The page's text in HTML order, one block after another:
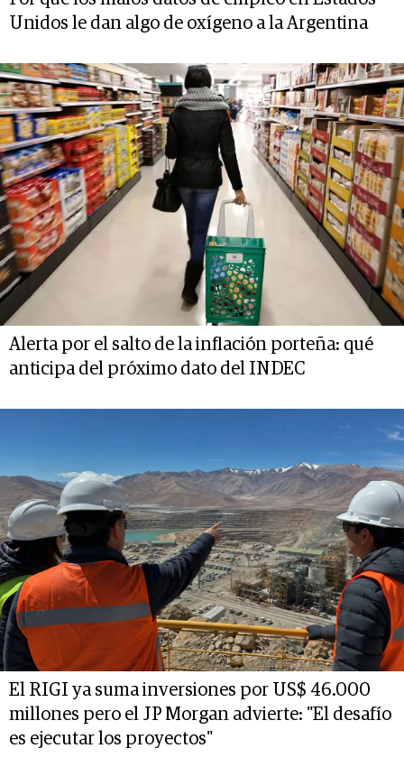
Unidos le dan algo de oxígeno a la Argentina
Alerta por el salto de la inflación porteña: qué
anticipa del próximo dato del INDEC
El RIGI ya suma inversiones por US$ 46.000
millones pero el JP Morgan advierte: "El desafío
es ejecutar los proyectos"